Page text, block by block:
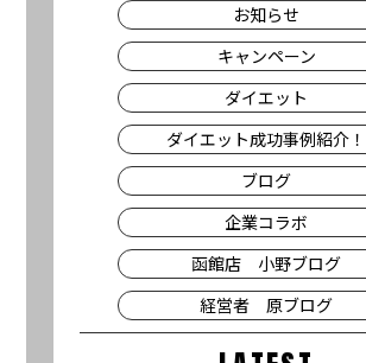
お知らせ
キャンペーン
ダイエット
ダイエット成功事例紹介！
ブログ
企業コラボ
函館店 小野ブログ
経営者 原ブログ